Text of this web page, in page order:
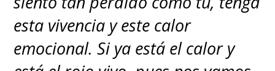
esta vivencia y este calor
emocional. Si ya está el calor y